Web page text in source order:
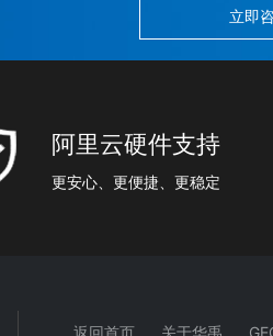
立即
阿里云硬件支持
更安心、更便捷、更稳定
返回首页 关于华禹